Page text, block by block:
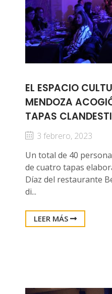
EL ESPACIO
MENDOZA
TAPAS
3 febrero, 2023
Un total de 40
de cuatro tapas
Díaz del restaurante
di...
LEER MÁS